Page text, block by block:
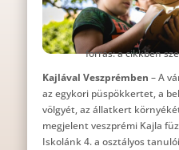
forrás: a cikkben
Kajlával Veszprémben – A
az egykori püspökkertet, a
völgyét, az állatkert
megjelent veszprémi Kajla
Iskolánk 4. a osztályos